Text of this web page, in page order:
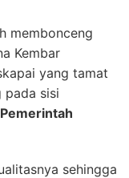
membonceng
Kembar
yang tamat
pada sisi
sehingga